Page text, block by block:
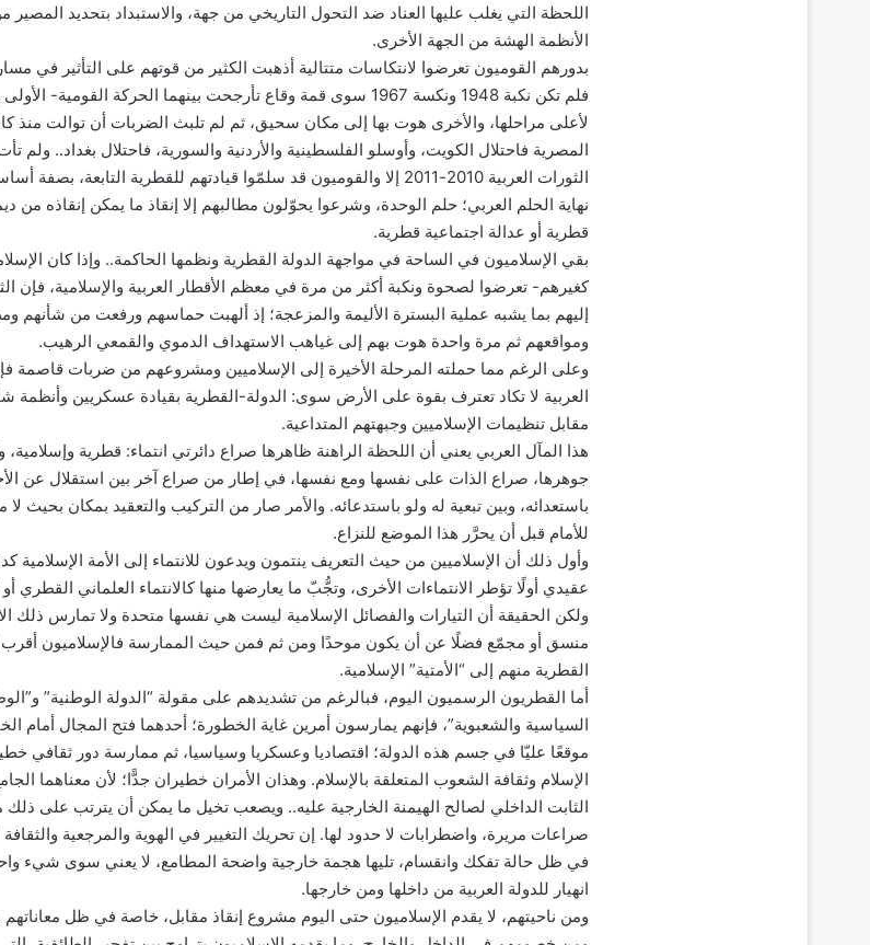
اللحظة التي يغلب عليها العناد ضد التحول التاريخي من جهة، والاستبداد بتحديد المصير
الأنظمة الهشة من الجهة الأخرى.
بدورهم القوميون تعرضوا لانتكاسات متتالية أذهبت الكثير من قوتهم على التأثير في
فلم تكن نكبة 1948 ونكسة 1967 سوى قمة وقاع تأرجحت بينهما الحركة القومية-
لأعلى مراحلها، والأخرى هوت بها إلى مكان سحيق، ثم لم تلبث الضربات أن توالت منذ
المصرية فاحتلال الكويت، وأوسلو الفلسطينية والأردنية والسورية، فاحتلال بغداد.. ولم
الثورات العربية 2010-2011 إلا والقوميون قد سلمّوا قيادتهم للقطرية التابعة، بصفة
نهاية الحلم العربي؛ حلم الوحدة، وشرعوا يحوّلون مطالبهم إلا إنقاذ ما يمكن إنقاذه من
قطرية أو عدالة اجتماعية قطرية.
بقي الإسلاميون في الساحة في مواجهة الدولة القطرية ونظمها الحاكمة.. وإذا كان
كغيرهم- تعرضوا لصحوة ونكبة أكثر من مرة في معظم الأقطار العربية والإسلامية، فإن
إليهم بما يشبه عملية البسترة الأليمة والمزعجة؛ إذ ألهبت حماسهم ورفعت من شأنهم
ومواقعهم ثم مرة واحدة هوت بهم إلى غياهب الاستهداف الدموي والقمعي الرهيب.
وعلى الرغم مما حملته المرحلة الأخيرة إلى الإسلاميين ومشروعهم من ضربات قاصمة
العربية لا تكاد تعترف بقوة على الأرض سوى: الدولة-القطرية بقيادة عسكريين وأنظمة
مقابل تنظيمات الإسلاميين وجبهتهم المتداعية.
هذا المآل العربي يعني أن اللحظة الراهنة ظاهرها صراع دائرتي انتماء: قطرية وإسلامية،
جوهرها، صراع الذات على نفسها ومع نفسها، في إطار من صراع آخر بين استقلال عن
باستعدائه، وبين تبعية له ولو باستدعائه. والأمر صار من التركيب والتعقيد بمكان بحيث
للأمام قبل أن يحرَّر هذا الموضع للنزاع.
وأول ذلك أن الإسلاميين من حيث التعريف ينتمون ويدعون للانتماء إلى الأمة الإسلامية
عقيدي أولًا تؤطر الانتماءات الأخرى، وتجُّبّ ما يعارضها منها كالانتماء العلماني القطري
ولكن الحقيقة أن التيارات والفصائل الإسلامية ليست هي نفسها متحدة ولا تمارس ذلك
منسق أو مجمّع فضلًا عن أن يكون موحدًا ومن ثم فمن حيث الممارسة فالإسلاميون
القطرية منهم إلى “الأمتية” الإسلامية.
أما القطريون الرسميون اليوم، فبالرغم من تشديدهم على مقولة “الدولة الوطنية”
السياسية والشعبوية”، فإنهم يمارسون أمرين غاية الخطورة؛ أحدهما فتح المجال أمام
موقعًا عليّا في جسم هذه الدولة؛ اقتصاديا وعسكريا وسياسيا، ثم ممارسة دور ثقافي
الإسلام وثقافة الشعوب المتعلقة بالإسلام. وهذان الأمران خطيران جدًّا؛ لأن معناهما
الثابت الداخلي لصالح الهيمنة الخارجية عليه.. ويصعب تخيل ما يمكن أن يترتب على ذلك
صراعات مريرة، واضطرابات لا حدود لها. إن تحريك التغيير في الهوية والمرجعية والثقافة
في ظل حالة تفكك وانقسام، تليها هجمة خارجية واضحة المطامع، لا يعني سوى شيء
انهيار للدولة العربية من داخلها ومن خارجها.
ومن ناحيتهم، لا يقدم الإسلاميون حتى اليوم مشروع إنقاذ مقابل، خاصة في ظل